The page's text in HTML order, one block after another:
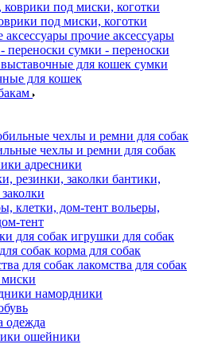
под миски, коготки
прочие аксессуары
сумки - переноски
сумки
для кошек
чехлы и ремни для собак
адресники
бантики,
вольеры,
тент
игрушки для собак
корма для собак
лакомства для собак
миски
намордники
одежда
ошейники